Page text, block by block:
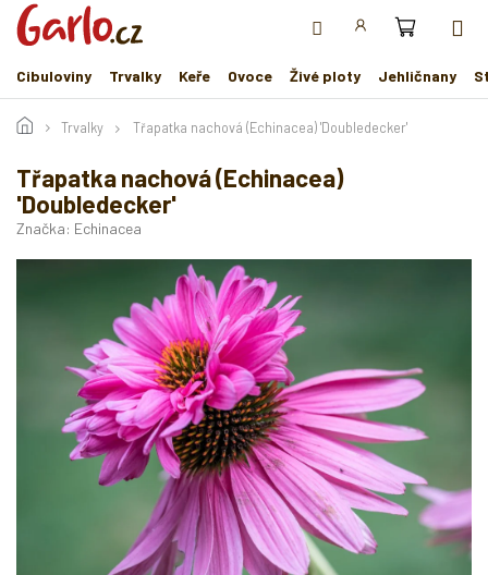
Přejít
obsah
Cibuloviny
Trvalky Keře Ovoce Živé ploty Jehličnany
Trvalky Třapatka nachová (Echinacea) 'Doubledecker'
Třapatka nachová (Echinacea)
'Doubledecker'
Značka: Echinacea